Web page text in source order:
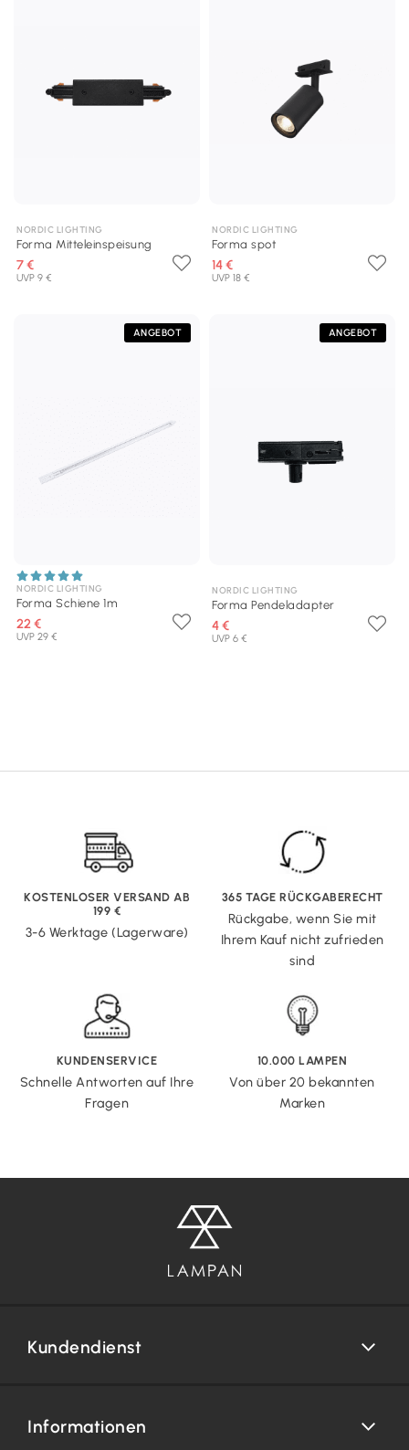
NORDIC LIGHTING
Forma Mitteleinspeisung
7 €
UVP 9 €
NORDIC LIGHTING
Forma spot
14 €
UVP 18 €
ANGEBOT
NORDIC LIGHTING
Forma Schiene 1m
22 €
UVP 29 €
ANGEBOT
NORDIC LIGHTING
Forma Pendeladapter
4 €
UVP 6 €
KOSTENLOSER VERSAND AB
199 €
3-6 Werktage (Lagerware)
365 TAGE RÜCKGABERECHT
Rückgabe, wenn Sie mit
Ihrem Kauf nicht zufrieden
sind
KUNDENSERVICE
Schnelle Antworten auf Ihre
Fragen
10.000 LAMPEN
Von über 20 bekannten
Marken
Kundendienst
Informationen